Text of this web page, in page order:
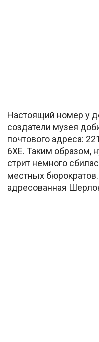
Настоящий номер у
создатели музея
почтового адреса:
6XE. Таким образом,
стрит немного
местных бюрократов.
адресованная